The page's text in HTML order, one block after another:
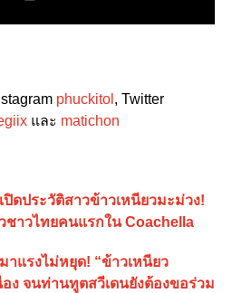
phuckitol , Twitter
และ matichon
เปิดประวัติสาวข้าวเหนียวมะม่วง!
ชาวไทยคนแรกใน Coachella
มาแรงไม่หยุด! “ข้าวเหนียว
อง จนท่านทูตสวีเดนยังต้องขอร่วม